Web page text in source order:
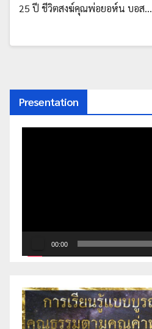
25 ปี ชีวิตสงฆ์คุณพ่อยอห์น บอส…
Presentation
00:00